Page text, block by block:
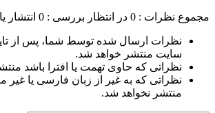
مجموع نظرات : 0 در انتظار بررسی : 0 انتشار
نظرات ارسال شده توسط شما، پس از
سایت منتشر خواهد شد.
نظراتی که حاوی تهمت یا افترا باشد
نظراتی که به غیر از زبان فارسی یا غیر
منتشر نخواهد شد.